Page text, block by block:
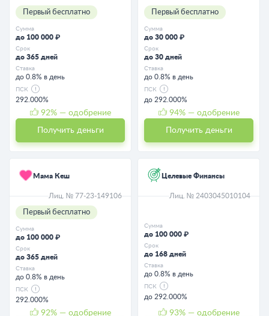
Первый бесплатно
Сумма
до 100 000 ₽
Срок
до 365 дней
Ставка
до 0.8% в день
ПСК
292.000%
92% — одобрение
Получить деньги
Первый бесплатно
Сумма
до 30 000 ₽
Срок
до 30 дней
Ставка
до 0.8% в день
ПСК
до 292.000%
94% — одобрение
Получить деньги
Мама Кеш
Лиц. № 77-23-149106
Первый бесплатно
Сумма
до 100 000 ₽
Срок
до 365 дней
Ставка
до 0.8% в день
ПСК
292.000%
92% — одобрение
Целевые Финансы
Лиц. № 2403045010104
Сумма
до 100 000 ₽
Срок
до 168 дней
Ставка
до 0.8% в день
ПСК
до 292.000%
93% — одобрение